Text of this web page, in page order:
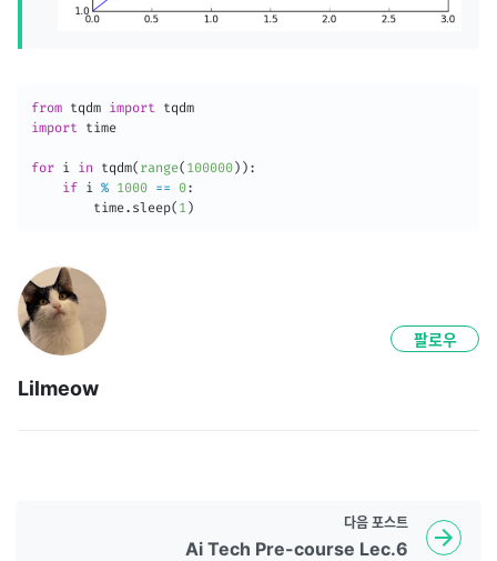
from tqdm import
import time
for i in tqdm( range( 100000) ) :
if i % 1000 == 0:
        time
. sleep( 1 )
Lilmeow
팔로우
다음 포스트
Ai Tech Pre-course Lec.6